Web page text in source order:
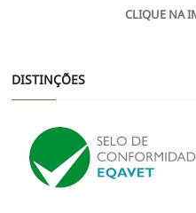
CLIQUE NA
DISTINÇÕES